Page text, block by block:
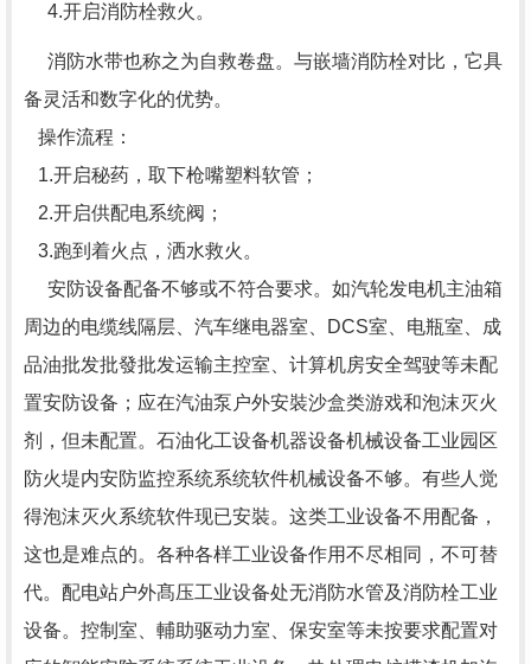
4.开启消防栓救火。
消防水带也称之为自救卷盘。与嵌墙消防栓对比，它具
备灵活和数字化的优势。
操作流程：
1.开启秘药，取下枪嘴塑料软管；
2.开启供配电系统阀；
3.跑到着火点，洒水救火。
安防设备配备不够或不符合要求。如汽轮发电机主油箱
周边的电缆线隔层、汽车继电器室、DCS室、电瓶室、成
品油批发批發批发运输主控室、计算机房安全驾驶等未配
置安防设备；应在汽油泵户外安裝沙盒类游戏和泡沫灭火
剂，但未配置。石油化工设备机器设备机械设备工业园区
防火堤内安防监控系统系统软件机械设备不够。有些人觉
得泡沫灭火系统软件现已安裝。这类工业设备不用配备，
这也是难点的。各种各样工业设备作用不尽相同，不可替
代。配电站户外髙压工业设备处无消防水管及消防栓工业
设备。控制室、輔助驱动力室、保安室等未按要求配置对